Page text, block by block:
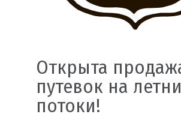
Открыта
путевок на
потоки!